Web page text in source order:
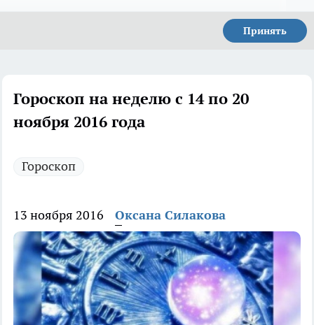
Принять
Гороскоп на неделю с 14 по 20
ноября 2016 года
Гороскоп
13 ноября 2016 Оксана Силакова